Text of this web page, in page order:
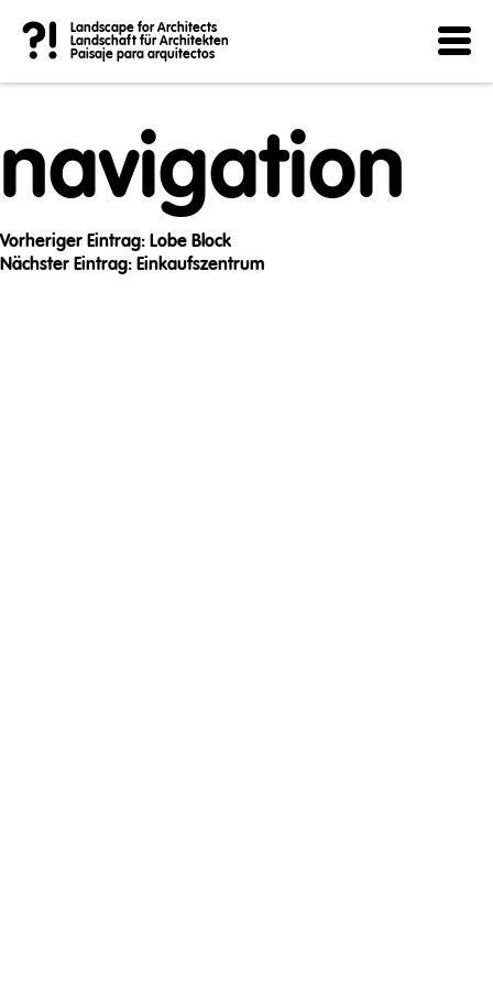
?!
Landscape for Architects
Landschaft für Architekten
Paisaje para arquitectos
Post
navigation
Vorheriger Eintrag: Lobe Block
Nächster Eintrag: Einkaufszentrum